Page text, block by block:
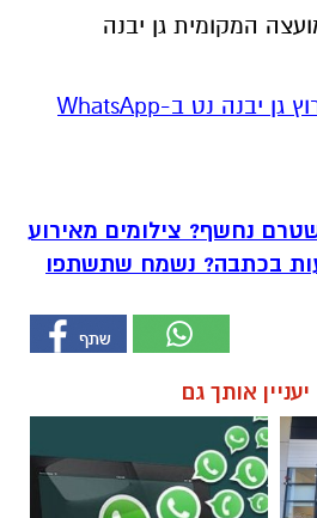
המקומית גן יבנה
‏כדי לעקוב אחרי הערוץ גן יבנה נט ב-WhatsApp
נחשף? צילומים מאירוע
בכתבה? נשמח שתשתפו
יעניין אותך גם